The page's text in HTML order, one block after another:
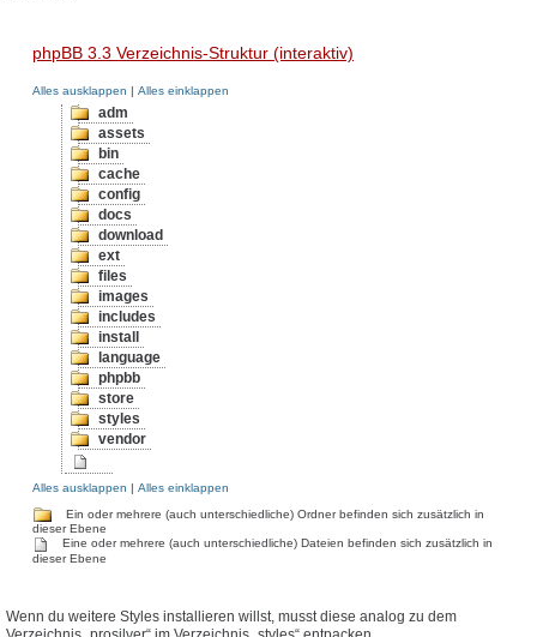
phpBB 3.3 Verzeichnis-Struktur (interaktiv)
Alles ausklappen | Alles einklappen
adm
assets
bin
cache
config
docs
download
ext
files
images
includes
install
language
phpbb
store
styles
vendor
Alles ausklappen | Alles einklappen
Ein oder mehrere (auch unterschiedliche) Ordner befinden sich zusätzlich in
dieser Ebene
Eine oder mehrere (auch unterschiedliche) Dateien befinden sich zusätzlich in
dieser Ebene
Wenn du weitere Styles installieren willst, musst diese analog zu dem